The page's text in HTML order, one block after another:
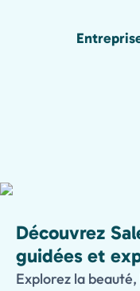
Découvrez
guidées et
Explorez la